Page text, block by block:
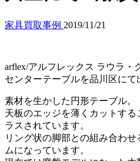
家具買取事例 2019/11/21
arflex/アルフレックス ラウラ・
センターテーブルを品川区にて
素材を生かした円形テーブル。
天板のエッジを薄くカットす
ラスされています。
リング状の脚部との組み合わ
ムになっています。